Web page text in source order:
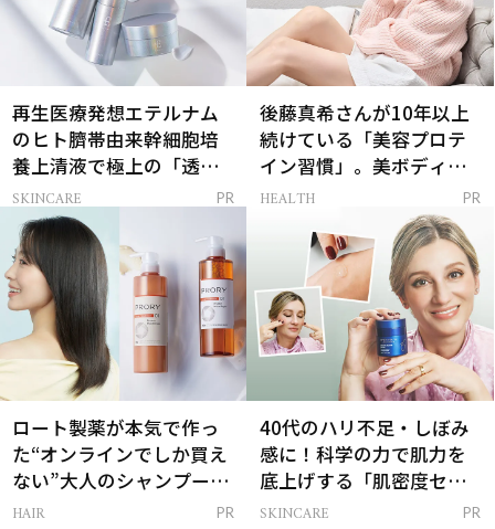
再生医療発想エテルナム
のヒト臍帯由来幹細胞培
養上清液で極上の「透明
感ハリ肌」へ
SKINCARE PR
後藤真希さんが10年以上
続けている「美容プロテ
イン習慣」。美ボディを
支える朝ルーティンと
HEALTH PR
ロート製薬が本気で作っ
た“オンラインでしか買え
ない”大人のシャンプー＆
トリートメントって？
HAIR PR
40代のハリ不足・しぼみ
感に！科学の力で肌力を
底上げする「肌密度セラ
ム」
SKINCARE PR